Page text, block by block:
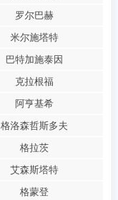
罗尔巴赫
米尔施塔特
巴特加施泰因
克拉根福
阿亨基希
格洛森哲斯多夫
格拉茨
艾森斯塔特
格蒙登